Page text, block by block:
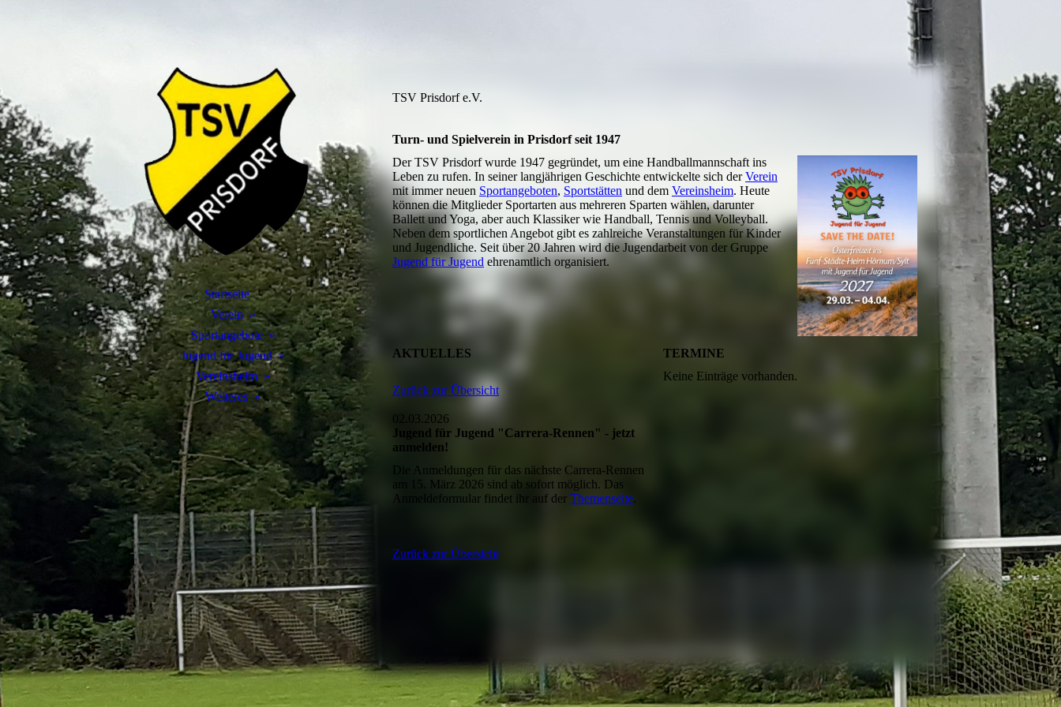
Startseite
Verein
Sportangebote
Jugend für Jugend
Vereinsheim
Weiteres
TSV Prisdorf e.V.
Turn- und Spielverein in Prisdorf seit 1947
Der TSV Prisdorf wurde 1947 gegründet, um eine Handballmannschaft ins
Leben zu rufen. In seiner langjährigen Geschichte entwickelte sich derVerein
mit immer neuen Sportangeboten, Sportstätten und dem Vereinsheim. Heute
können die Mitglieder Sportarten aus mehreren Sparten wählen, darunter
Ballett und Yoga, aber auch Klassiker wie Handball, Tennis und Volleyball.
Neben dem sportlichen Angebot gibt es zahlreiche Veranstaltungen für Kinder
und Jugendliche. Seit über 20 Jahren wird die Jugendarbeit von der Gruppe
Jugend für Jugend ehrenamtlich organisiert.
AKTUELLES
Zurück zur Übersicht
02.03.2026
Jugend für Jugend "Carrera-Rennen" - jetzt
anmelden!
Die Anmeldungen für das nächste Carrera-Rennen
am 15. März 2026 sind ab sofort möglich. Das
Anmeldeformular findet ihr auf der Themenseite
Zurück zur Übersicht
TERMINE
Keine Einträge vorhanden.